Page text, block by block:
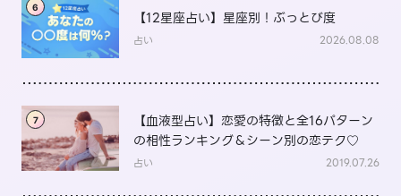
6
【12星座占い】星座別！ぶっとび度
占い 2026.08.08
7
【血液型占い】恋愛の特徴と全16パターン
の相性ランキング＆シーン別の恋テク♡
占い 2019.07.26